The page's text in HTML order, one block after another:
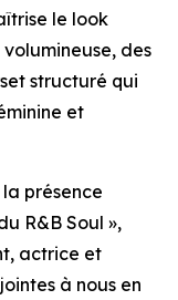
le look
des
structuré qui
et
présence
R&B Soul »,
actrice et
à nous en